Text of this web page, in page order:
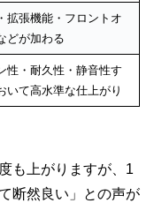
拡張機能・フロントオ
どが加わる
性・耐久性・静音性す
いて高水準な仕上がり
も上がりますが、1
断然良い」との声が